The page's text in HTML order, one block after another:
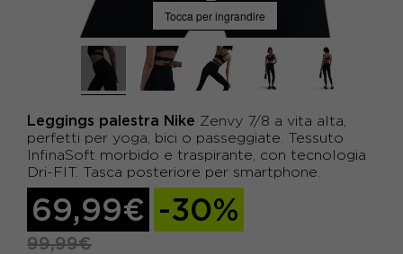
Tocca per ingrandire
Leggings palestra Nike Zenvy 7/8 a vita alta,
perfetti per yoga, bici o passeggiate. Tessuto
InfinaSoft morbido e traspirante, con tecnologia
Dri-FIT. Tasca posteriore per smartphone.
69,99€ -30%
99,99€